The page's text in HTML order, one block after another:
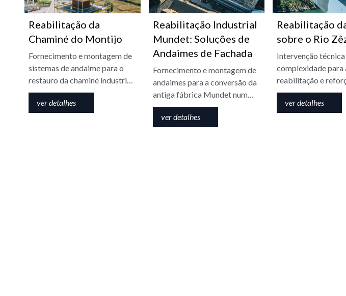
Reabilitação da
Chaminé do Montijo
Fornecimento e montagem de
sistemas de andaime para o
restauro da chaminé industrial
histórica do Montijo,
garantindo acesso seguro a
ver detalhes
Reabilitação Industrial
Mundet: Soluções de
Andaimes de Fachada
Fornecimento e montagem de
andaimes para a conversão da
antiga fábrica Mundet num
moderno empreendimento
residencial e turístico.
ver detalhes
Reabilitação
sobre o Rio
Intervenção
complexidade para
reabilitação e
estrutural de uma
infraestruturas
ver detalhes